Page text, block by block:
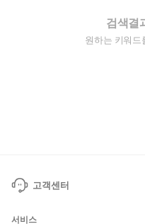
검색결
원하는 키워드
고객센터
서비스